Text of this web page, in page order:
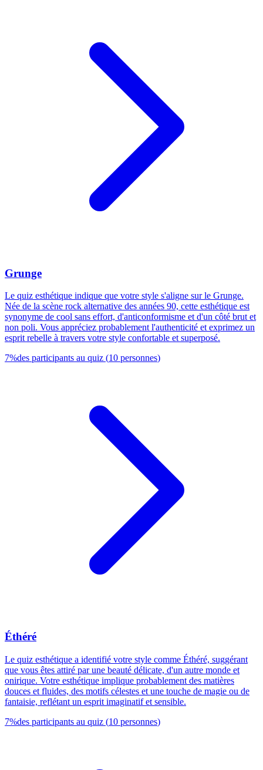
Grunge
Le quiz esthétique indique que votre style s'aligne sur le Grunge.
Née de la scène rock alternative des années 90, cette esthétique est
synonyme de cool sans effort, d'anticonformisme et d'un côté brut et
non poli. Vous appréciez probablement l'authenticité et exprimez un
esprit rebelle à travers votre style confortable et superposé.
7%des participants au quiz (10 personnes)
Éthéré
Le quiz esthétique a identifié votre style comme Éthéré, suggérant
que vous êtes attiré par une beauté délicate, d'un autre monde et
onirique. Votre esthétique implique probablement des matières
douces et fluides, des motifs célestes et une touche de magie ou de
fantaisie, reflétant un esprit imaginatif et sensible.
7%des participants au quiz (10 personnes)